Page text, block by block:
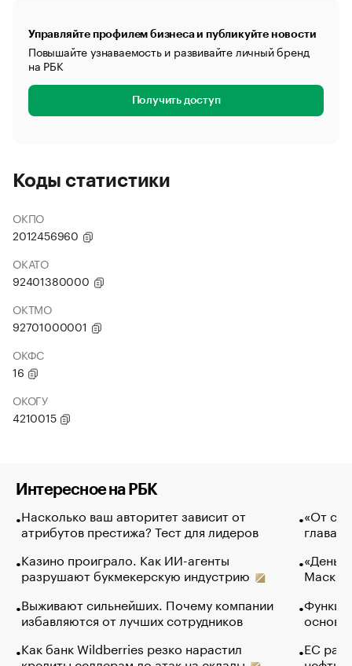
Управляйте профилем бизнеса и публикуйте новости
Повышайте узнаваемость и развивайте личный бренд
на РБК
Получить доступ
Коды статистики
ОКПО
2012456960
ОКАТО
92401380000
ОКТМО
92701000001
ОКФС
16
ОКОГУ
4210015
Интересное на РБК
Насколько ваш авторитет зависит от
атрибутов престижа? Тест для лидеров
Казино проиграло. Как ИИ-агенты
разрушают букмекерскую индустрию
Выживают сильнейших. Почему компании
избавляются от лучших сотрудников
Как банк Wildberries резко нарастил
«От
глава
Маск в
основ
ЕС